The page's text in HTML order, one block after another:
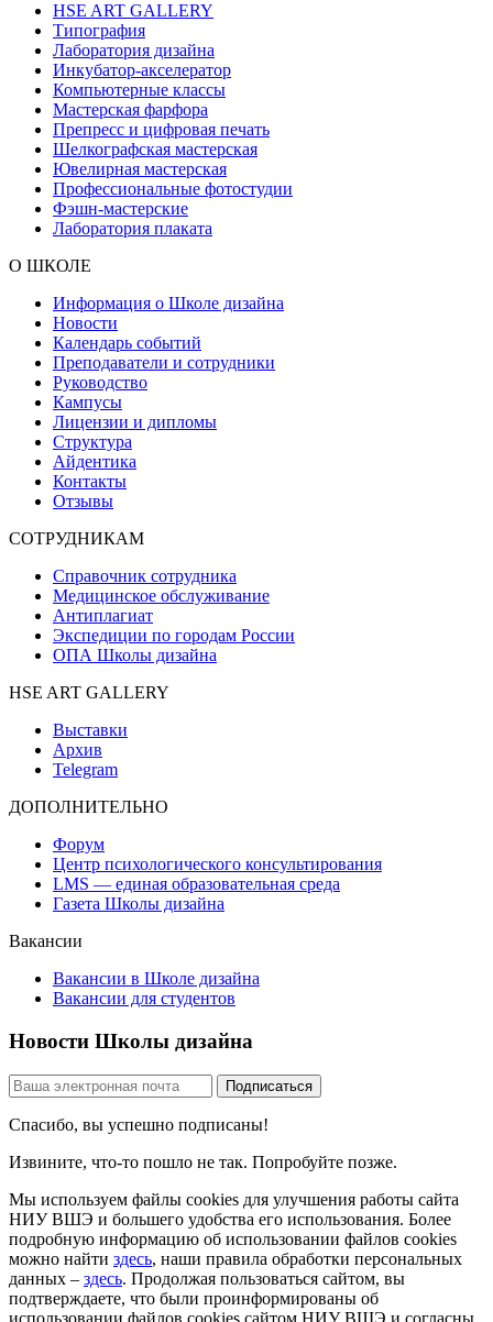
HSE ART GALLERY
Типография
Лаборатория дизайна
Инкубатор-акселератор
Компьютерные классы
Мастерская фарфора
Препресс и цифровая печать
Шелкографская мастерская
Ювелирная мастерская
Профессиональные фотостудии
Фэшн-мастерские
Лаборатория плаката
О ШКОЛЕ
Информация о Школе дизайна
Новости
Календарь событий
Преподаватели и сотрудники
Руководство
Кампусы
Лицензии и дипломы
Структура
Айдентика
Контакты
Отзывы
СОТРУДНИКАМ
Справочник сотрудника
Медицинское обслуживание
Антиплагиат
Экспедиции по городам России
ОПА Школы дизайна
HSE ART GALLERY
Выставки
Архив
Telegram
ДОПОЛНИТЕЛЬНО
Форум
Центр психологического консультирования
LMS — единая образовательная среда
Газета Школы дизайна
Вакансии
Вакансии в Школе дизайна
Вакансии для студентов
Новости Школы дизайна
Спасибо, вы успешно подписаны!
Извините, что-то пошло не так. Попробуйте позже.
Мы используем файлы cookies для улучшения работы сайта
НИУ ВШЭ и большего удобства его использования. Более
подробную информацию об использовании файлов cookies
можно найти здесь, наши правила обработки персональных
данных – здесь. Продолжая пользоваться сайтом, вы
подтверждаете, что были проинформированы об
использовании файлов cookies сайтом НИУ ВШЭ и согласны